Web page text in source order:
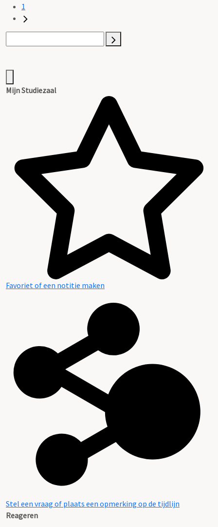
1
Mijn Studiezaal
Favoriet of een notitie maken
Stel een vraag of plaats een opmerking op de tijdlijn
Reageren